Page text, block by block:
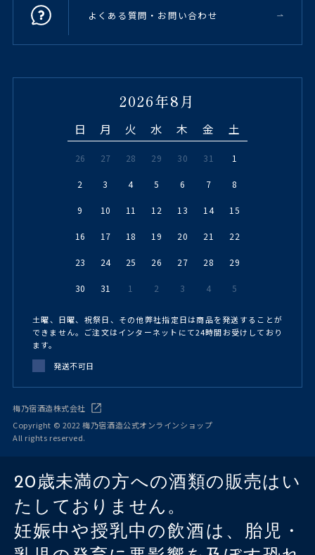
よくある質問・お問い合わせ
2026年8月
日 月 火 水 木 金 土
26 27 28 29 30 31 1
2 3 4 5 6 7 8
9 10 11 12 13 14 15
16 17 18 19 20 21 22
23 24 25 26 27 28 29
30 31 1 2 3 4 5
土曜、日曜、祝祭日、その他弊社指定日は商品を発送することが
できません。ご注文はインターネットにて24時間お受けしており
ます。
発送不可日
梅乃宿酒造株式会社
Copyright © 2022 梅乃宿酒造公式オンラインショップ
All rights reserved.
20歳未満の方への酒類の販売はい
たしておりません。
妊娠中や授乳中の飲酒は、胎児・